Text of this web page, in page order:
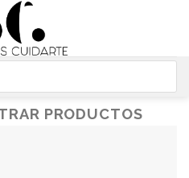
PRODUCTOS